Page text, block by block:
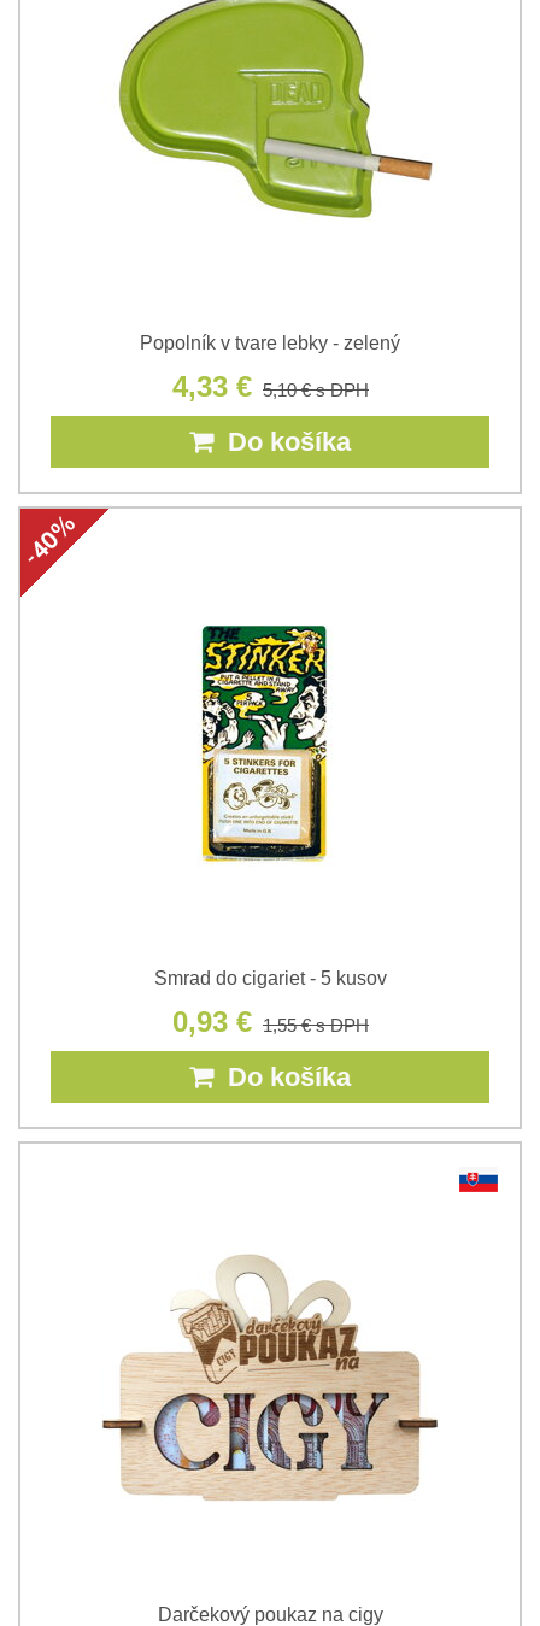
Popolník v tvare lebky - zelený
4,33 € 5,10 €s DPH
Do košíka
Smrad do cigariet - 5 kusov
0,93 € 1,55 €s DPH
Do košíka
Darčekový poukaz na cigy